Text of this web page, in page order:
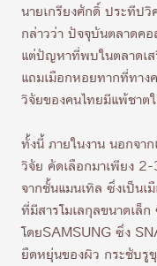
นายเกรียงศักดิ์ ประทีป
กล่าวว่า ปัจจุบันตลาดค
แต่ปัญหาที่พบในตลาดเส
แถมเมือกหอยทากที่ทาง
วิจัยของคนไทยมีแพ้ชา
ทั้งนี้ ภายในงาน นอกจา
วิจัย คัดเลือกมาเพียง
จากชั้นแมนเทิล ซึ่งเป็น
ที่มีสารโมเลกุลขนาดเล็
โดยSAMSUNG ซึ่ง
ยืดหยุ่นของผิว กระชับ